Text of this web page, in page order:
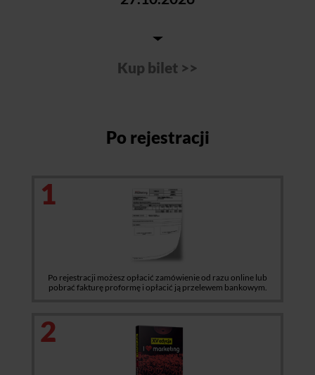
Po rejestracji
1
Po rejestracji możesz opłacić zamówienie od razu online lub
pobrać fakturę proformę i opłacić ją przelewem bankowym.
2